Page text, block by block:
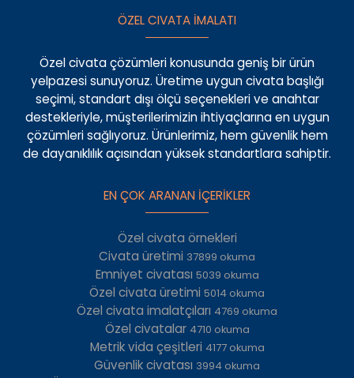
ÖZEL CIVATA İMALATI
Özel civata çözümleri konusunda geniş bir ürün
yelpazesi sunuyoruz. Üretime uygun civata başlığı
seçimi, standart dışı ölçü seçenekleri ve anahtar
destekleriyle, müşterilerimizin ihtiyaçlarına en uygun
çözümleri sağlıyoruz. Ürünlerimiz, hem güvenlik hem
de dayanıklılık açısından yüksek standartlara sahiptir.
EN ÇOK ARANAN İÇERİKLER
Özel civata örnekleri
Civata üretimi 37899 okuma
Emniyet civatası 5039 okuma
Özel civata üretimi 5014 okuma
Özel civata imalatçıları 4769 okuma
Özel civatalar 4710 okuma
Metrik vida çeşitleri 4177 okuma
Güvenlik civatası 3994 okuma